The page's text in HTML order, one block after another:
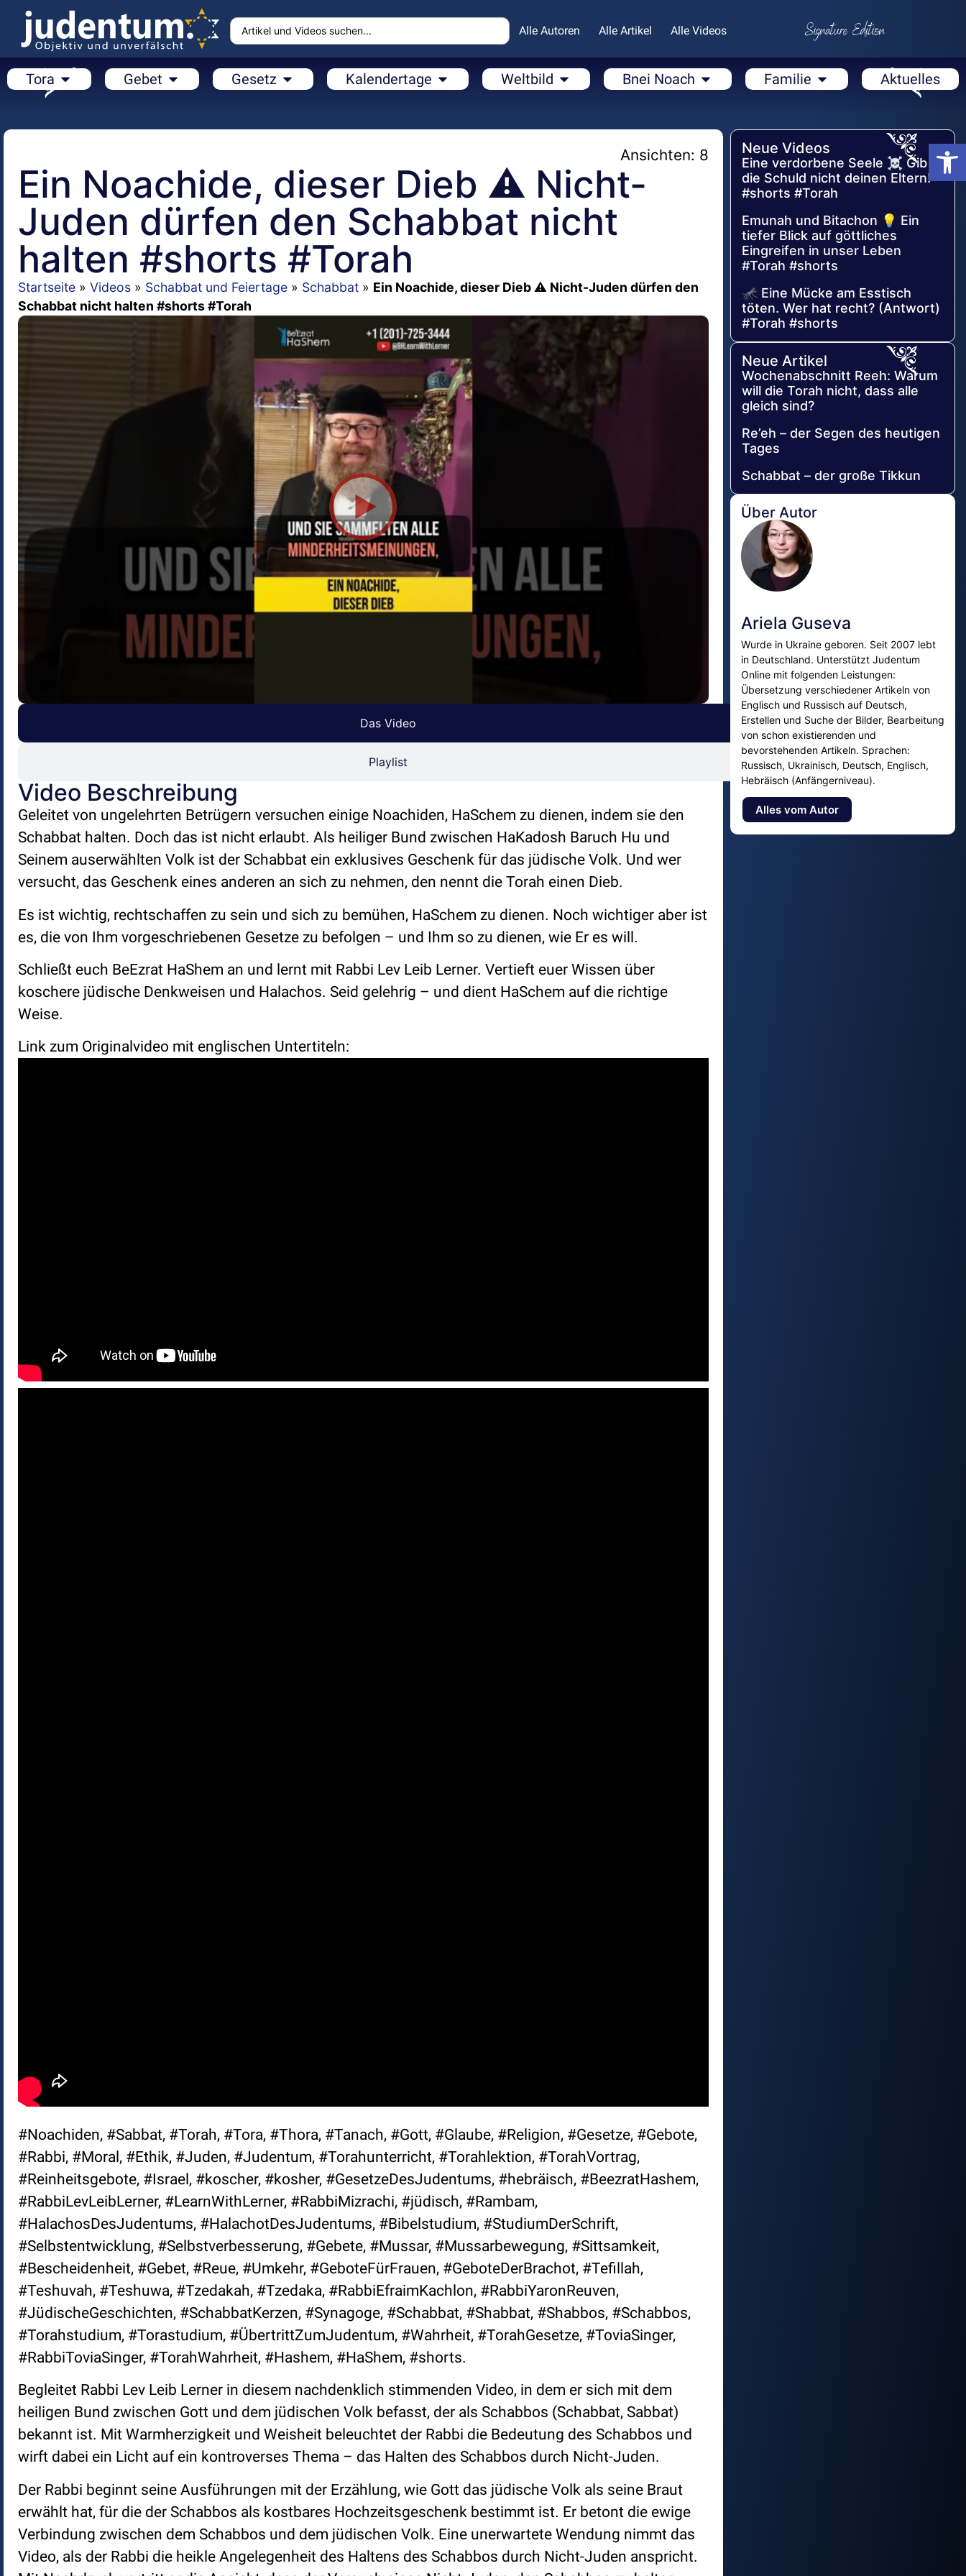
Alle Autoren Alle Artikel Alle Videos
Tora Gebet Gesetz Kalendertage Weltbild Bnei Noach Familie Aktuelles
Ansichten: 8
Ein Noachide, dieser Dieb ⚠️ Nicht-
Juden dürfen den Schabbat nicht
halten #shorts #Torah
Startseite » Videos » Schabbat und Feiertage » Schabbat » Ein Noachide, dieser Dieb ⚠️ Nicht-Juden dürfen den
Schabbat nicht halten #shorts #Torah
Das Video
Playlist
Video Beschreibung
Geleitet von ungelehrten Betrügern versuchen einige Noachiden, HaSchem zu dienen, indem sie den
Schabbat halten. Doch das ist nicht erlaubt. Als heiliger Bund zwischen HaKadosh Baruch Hu und
Seinem auserwählten Volk ist der Schabbat ein exklusives Geschenk für das jüdische Volk. Und wer
versucht, das Geschenk eines anderen an sich zu nehmen, den nennt die Torah einen Dieb.
Es ist wichtig, rechtschaffen zu sein und sich zu bemühen, HaSchem zu dienen. Noch wichtiger aber ist
es, die von Ihm vorgeschriebenen Gesetze zu befolgen – und Ihm so zu dienen, wie Er es will.
Schließt euch BeEzrat HaShem an und lernt mit Rabbi Lev Leib Lerner. Vertieft euer Wissen über
koschere jüdische Denkweisen und Halachos. Seid gelehrig – und dient HaSchem auf die richtige
Weise.
Link zum Originalvideo mit englischen Untertiteln:
#Noachiden, #Sabbat, #Torah, #Tora, #Thora, #Tanach, #Gott, #Glaube, #Religion, #Gesetze, #Gebote,
#Rabbi, #Moral, #Ethik, #Juden, #Judentum, #Torahunterricht, #Torahlektion, #TorahVortrag,
#Reinheitsgebote, #Israel, #koscher, #kosher, #GesetzeDesJudentums, #hebräisch, #BeezratHashem,
#RabbiLevLeibLerner, #LearnWithLerner, #RabbiMizrachi, #jüdisch, #Rambam,
#HalachosDesJudentums, #HalachotDesJudentums, #Bibelstudium, #StudiumDerSchrift,
#Selbstentwicklung, #Selbstverbesserung, #Gebete, #Mussar, #Mussarbewegung, #Sittsamkeit,
#Bescheidenheit, #Gebet, #Reue, #Umkehr, #GeboteFürFrauen, #GeboteDerBrachot, #Tefillah,
#Teshuvah, #Teshuwa, #Tzedakah, #Tzedaka, #RabbiEfraimKachlon, #RabbiYaronReuven,
#JüdischeGeschichten, #SchabbatKerzen, #Synagoge, #Schabbat, #Shabbat, #Shabbos, #Schabbos,
#Torahstudium, #Torastudium, #ÜbertrittZumJudentum, #Wahrheit, #TorahGesetze, #ToviaSinger,
#RabbiToviaSinger, #TorahWahrheit, #Hashem, #HaShem, #shorts.
Begleitet Rabbi Lev Leib Lerner in diesem nachdenklich stimmenden Video, in dem er sich mit dem
heiligen Bund zwischen Gott und dem jüdischen Volk befasst, der als Schabbos (Schabbat, Sabbat)
bekannt ist. Mit Warmherzigkeit und Weisheit beleuchtet der Rabbi die Bedeutung des Schabbos und
wirft dabei ein Licht auf ein kontroverses Thema – das Halten des Schabbos durch Nicht-Juden.
Der Rabbi beginnt seine Ausführungen mit der Erzählung, wie Gott das jüdische Volk als seine Braut
erwählt hat, für die der Schabbos als kostbares Hochzeitsgeschenk bestimmt ist. Er betont die ewige
Verbindung zwischen dem Schabbos und dem jüdischen Volk. Eine unerwartete Wendung nimmt das
Video, als der Rabbi die heikle Angelegenheit des Haltens des Schabbos durch Nicht-Juden anspricht.
Neue Videos
Eine verdorbene Seele ☠️ Gib
die Schuld nicht deinen Eltern!
#shorts #Torah
Emunah und Bitachon 💡 Ein
tiefer Blick auf göttliches
Eingreifen in unser Leben
#Torah #shorts
🦟 Eine Mücke am Esstisch
töten. Wer hat recht? (Antwort)
#Torah #shorts
Neue Artikel
Wochenabschnitt Reeh: Warum
will die Torah nicht, dass alle
gleich sind?
Re’eh – der Segen des heutigen
Tages
Schabbat – der große Tikkun
Über Autor
Ariela Guseva
Wurde in Ukraine geboren. Seit 2007 lebt
in Deutschland. Unterstützt Judentum
Online mit folgenden Leistungen:
Übersetzung verschiedener Artikeln von
Englisch und Russisch auf Deutsch,
Erstellen und Suche der Bilder, Bearbeitung
von schon existierenden und
bevorstehenden Artikeln. Sprachen:
Russisch, Ukrainisch, Deutsch, Englisch,
Hebräisch (Anfängerniveau).
Alles vom Autor